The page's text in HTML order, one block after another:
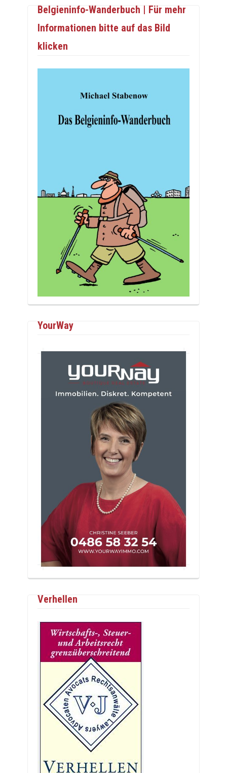
Belgieninfo-Wanderbuch | Für mehr
Informationen bitte auf das Bild
klicken
YourWay
Verhellen